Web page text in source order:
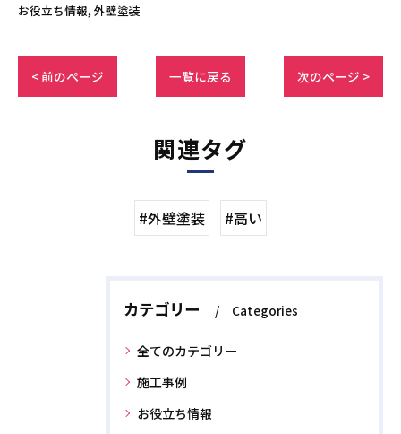
お役立ち情報 外壁塗装
< 前のページ 一覧に戻る 次のページ >
関連タグ
#外壁塗装 #高い
カテゴリー Categories
全てのカテゴリー
施工事例
お役立ち情報